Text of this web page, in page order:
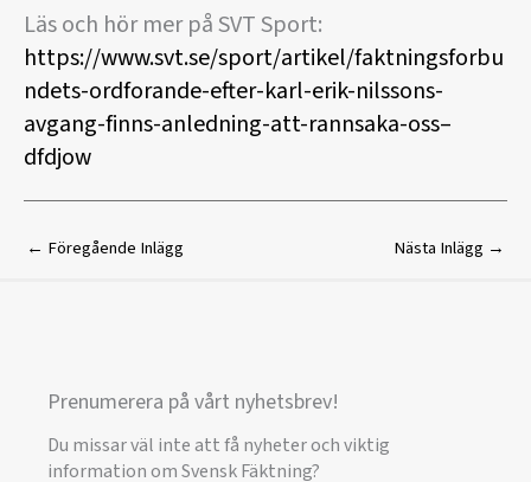
Läs och hör mer på SVT Sport:
https://www.svt.se/sport/artikel/faktningsforbu
ndets-ordforande-efter-karl-erik-nilssons-
avgang-finns-anledning-att-rannsaka-oss–
dfdjow
← Föregående Inlägg Nästa Inlägg →
Prenumerera på vårt nyhetsbrev!
Du missar väl inte att få nyheter och viktig
information om Svensk Fäktning?